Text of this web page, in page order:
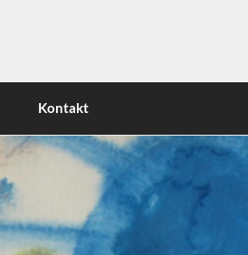
Kontakt